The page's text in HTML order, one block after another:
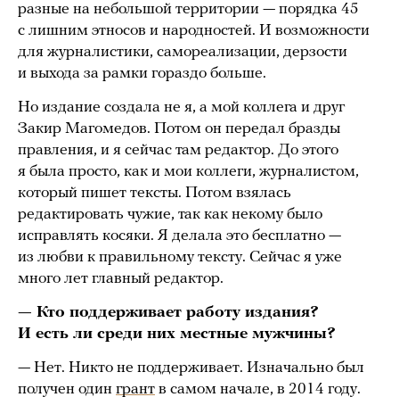
разные на небольшой территории — порядка 45
с лишним этносов и народностей. И возможности
для журналистики, самореализации, дерзости
и выхода за рамки гораздо больше.
Но издание создала не я, а мой коллега и друг
Закир Магомедов. Потом он передал бразды
правления, и я сейчас там редактор. До этого
я была просто, как и мои коллеги, журналистом,
который пишет тексты. Потом взялась
редактировать чужие, так как некому было
исправлять косяки. Я делала это бесплатно —
из любви к правильному тексту. Сейчас я уже
много лет главный редактор.
— Кто поддерживает работу издания?
И есть ли среди них местные мужчины?
— Нет. Никто не поддерживает. Изначально был
получен один грант в самом начале, в 2014 году.